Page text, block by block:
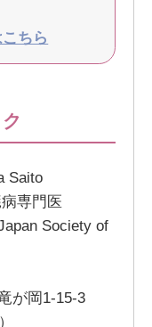
ちら
Saito
病専門医
Society of
が岡1-15-3